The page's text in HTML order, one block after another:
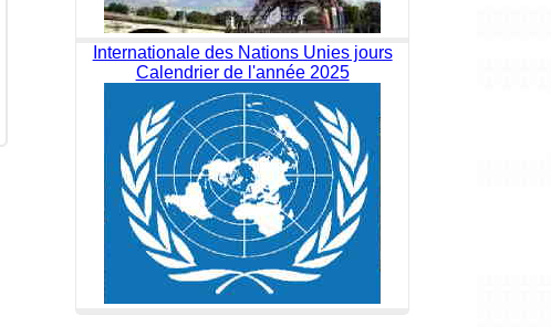
Internationale des Nations Unies jours
Calendrier de l'année 2025